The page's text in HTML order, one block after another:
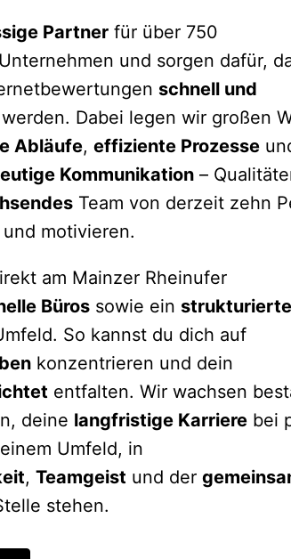
Partner für über 750
und sorgen dafür,
schnell und
Dabei legen wir großen
Abläufe, effiziente Prozesse
Kommunikation –
Team von derzeit zehn
motivieren.
am Mainzer Rheinufer
Büros sowie ein
So kannst du dich auf
konzentrieren und dein
entfalten. Wir wachsen
deine langfristige Karriere bei
Umfeld, in
, Teamgeist und der
stehen.